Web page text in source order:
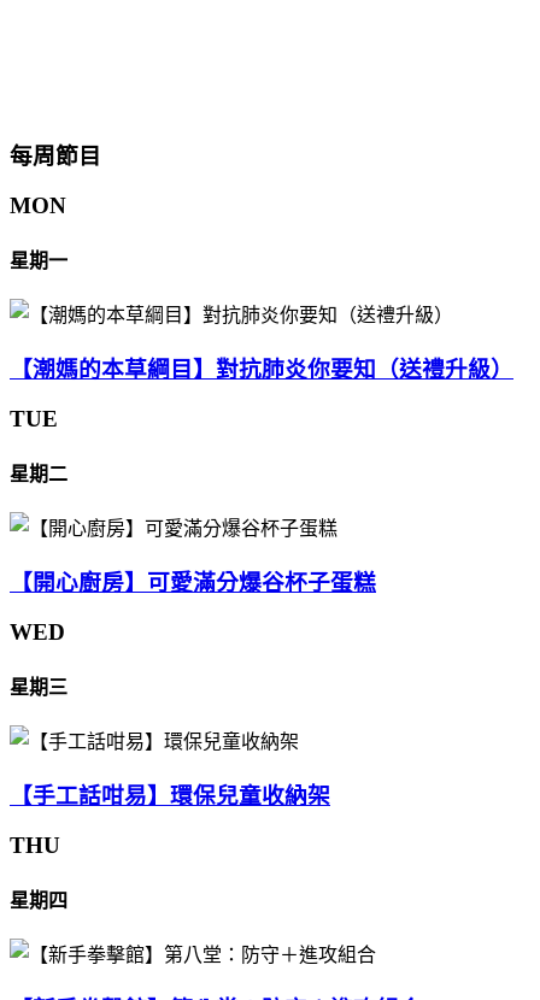
每周節目
MON
星期一
【潮媽的本草綱目】對抗肺炎你要知（送禮升級）
TUE
星期二
【開心廚房】可愛滿分爆谷杯子蛋糕
WED
星期三
【手工話咁易】環保兒童收納架
THU
星期四